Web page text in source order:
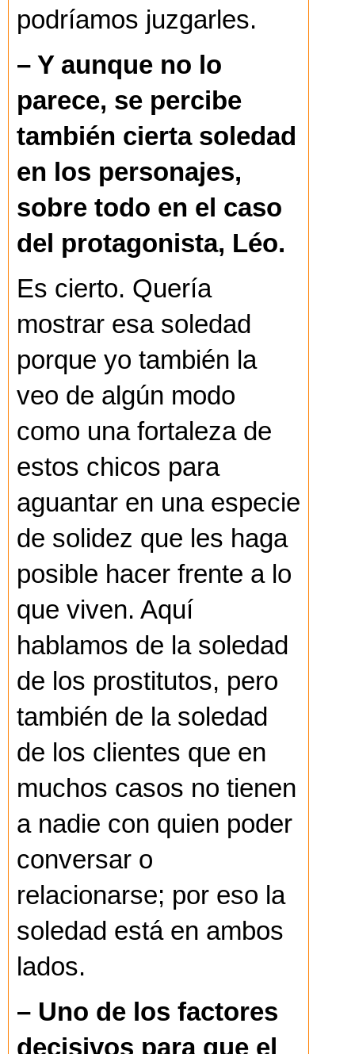
podríamos juzgarles.
– Y aunque no lo
parece, se percibe
también cierta soledad
en los personajes,
sobre todo en el caso
del protagonista, Léo.
Es cierto. Quería
mostrar esa soledad
porque yo también la
veo de algún modo
como una fortaleza de
estos chicos para
aguantar en una especie
de solidez que les haga
posible hacer frente a lo
que viven. Aquí
hablamos de la soledad
de los prostitutos, pero
también de la soledad
de los clientes que en
muchos casos no tienen
a nadie con quien poder
conversar o
relacionarse; por eso la
soledad está en ambos
lados.
– Uno de los factores
decisivos para que el